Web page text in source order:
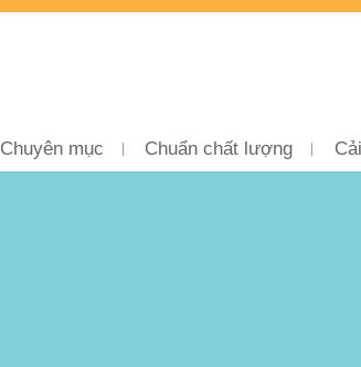
Chuyên mục Chuẩn chất lượng